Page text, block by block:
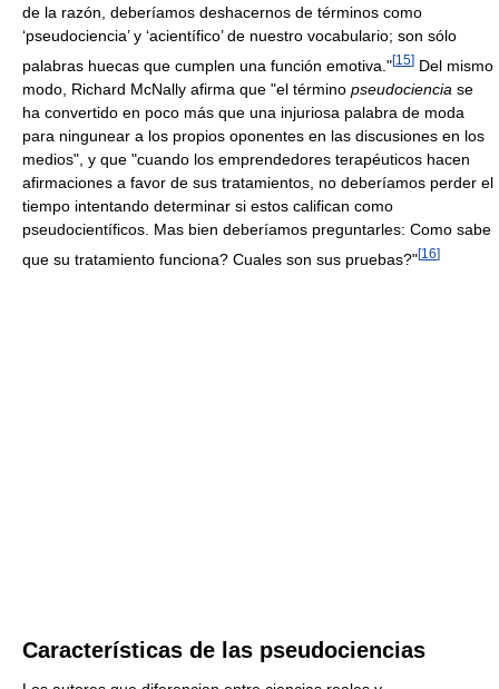
de la razón, deberíamos deshacernos de términos como
‘pseudociencia’ y ‘acientífico’ de nuestro vocabulario; son sólo
palabras huecas que cumplen una función emotiva."[15] Del mismo
modo, Richard McNally afirma que "el término pseudociencia se
ha convertido en poco más que una injuriosa palabra de moda
para ningunear a los propios oponentes en las discusiones en los
medios", y que "cuando los emprendedores terapéuticos hacen
afirmaciones a favor de sus tratamientos, no deberíamos perder el
tiempo intentando determinar si estos califican como
pseudocientíficos. Mas bien deberíamos preguntarles: Como sabe
que su tratamiento funciona? Cuales son sus pruebas?"[16]
Características de las pseudociencias